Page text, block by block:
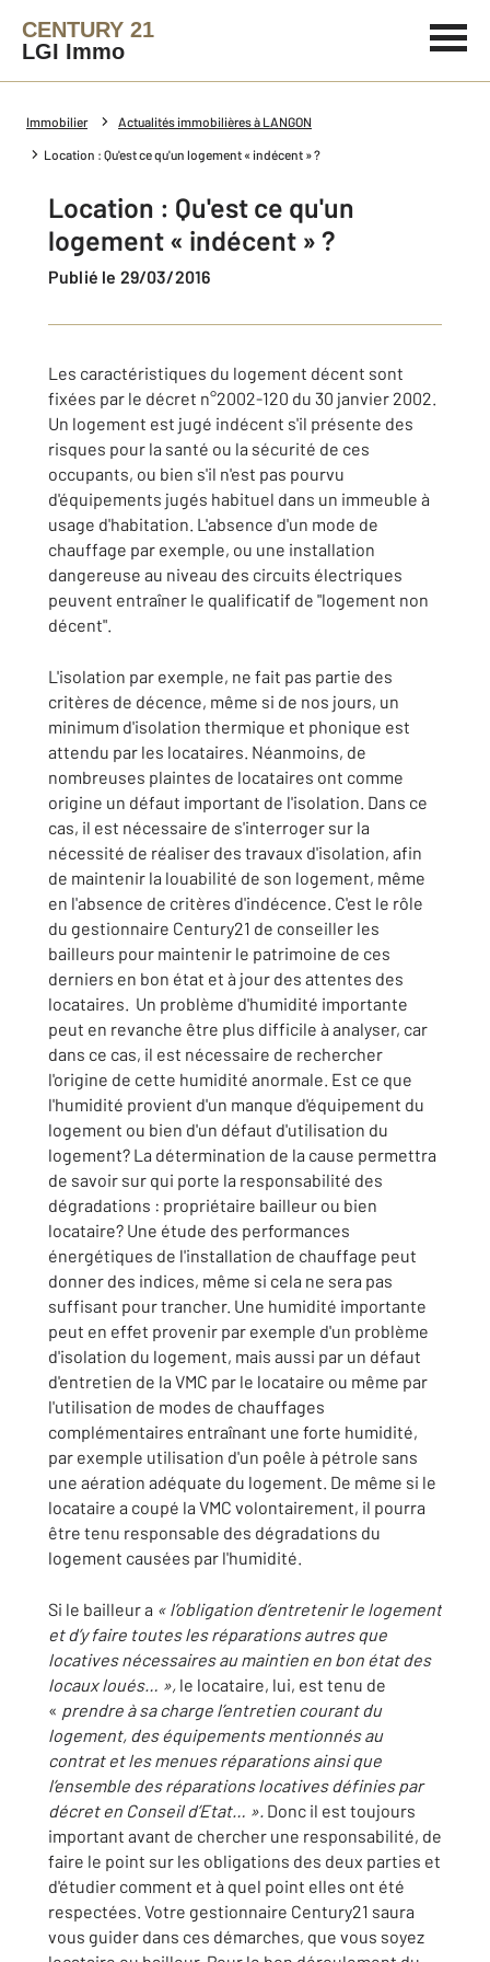
CENTURY 21
LGI Immo
Immobilier Actualités immobilières à LANGON
Location : Qu'est ce qu'un logement « indécent » ?
Location : Qu'est ce qu'un
logement « indécent » ?
Publié le 29/03/2016
Les caractéristiques du logement décent sont
fixées par le décret n°2002-120 du 30 janvier 2002.
Un logement est jugé indécent s'il présente des
risques pour la santé ou la sécurité de ces
occupants, ou bien s'il n'est pas pourvu
d'équipements jugés habituel dans un immeuble à
usage d'habitation. L'absence d'un mode de
chauffage par exemple, ou une installation
dangereuse au niveau des circuits électriques
peuvent entraîner le qualificatif de "logement non
décent".
L'isolation par exemple, ne fait pas partie des
critères de décence, même si de nos jours, un
minimum d'isolation thermique et phonique est
attendu par les locataires. Néanmoins, de
nombreuses plaintes de locataires ont comme
origine un défaut important de l'isolation. Dans ce
cas, il est nécessaire de s'interroger sur la
nécessité de réaliser des travaux d'isolation, afin
de maintenir la louabilité de son logement, même
en l'absence de critères d'indécence. C'est le rôle
du gestionnaire Century21 de conseiller les
bailleurs pour maintenir le patrimoine de ces
derniers en bon état et à jour des attentes des
locataires. Un problème d'humidité importante
peut en revanche être plus difficile à analyser, car
dans ce cas, il est nécessaire de rechercher
l'origine de cette humidité anormale. Est ce que
l'humidité provient d'un manque d'équipement du
logement ou bien d'un défaut d'utilisation du
logement? La détermination de la cause permettra
de savoir sur qui porte la responsabilité des
dégradations : propriétaire bailleur ou bien
locataire? Une étude des performances
énergétiques de l'installation de chauffage peut
donner des indices, même si cela ne sera pas
suffisant pour trancher. Une humidité importante
peut en effet provenir par exemple d'un problème
d'isolation du logement, mais aussi par un défaut
d'entretien de la VMC par le locataire ou même par
l'utilisation de modes de chauffages
complémentaires entraînant une forte humidité,
par exemple utilisation d'un poêle à pétrole sans
une aération adéquate du logement. De même si le
locataire a coupé la VMC volontairement, il pourra
être tenu responsable des dégradations du
logement causées par l'humidité.
Si le bailleur a « l’obligation d’entretenir le logement
et d’y faire toutes les réparations autres que
locatives nécessaires au maintien en bon état des
locaux loués… », le locataire, lui, est tenu de
« prendre à sa charge l’entretien courant du
logement, des équipements mentionnés au
contrat et les menues réparations ainsi que
l’ensemble des réparations locatives définies par
décret en Conseil d’Etat… ». Donc il est toujours
important avant de chercher une responsabilité, de
faire le point sur les obligations des deux parties et
d'étudier comment et à quel point elles ont été
respectées. Votre gestionnaire Century21 saura
vous guider dans ces démarches, que vous soyez